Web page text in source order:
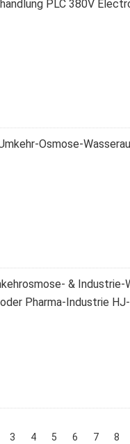
PLC 380V
Osmose-
& Industrie-
Pharma-Industrie
3 4 5 6 7 8